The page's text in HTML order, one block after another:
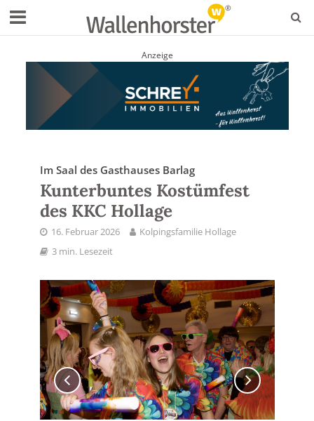
Anzeige
Im Saal des Gasthauses Barlag
Kunterbuntes Kostümfest
des KKC Hollage
16. Februar 2026
Kolpingsfamilie Hollage
3 min. Lesezeit